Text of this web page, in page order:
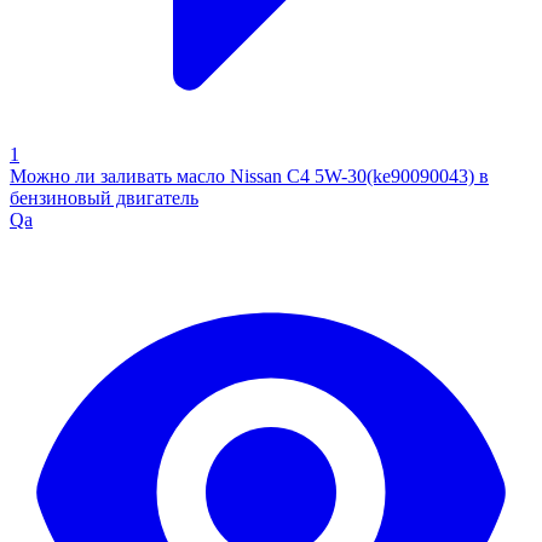
1
Можно ли заливать масло Nissan C4 5W-30(ke90090043) в
бензиновый двигатель
Qa